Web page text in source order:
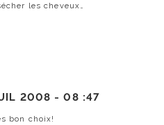
les cheveux…
2008 -08 :47
bon choix!